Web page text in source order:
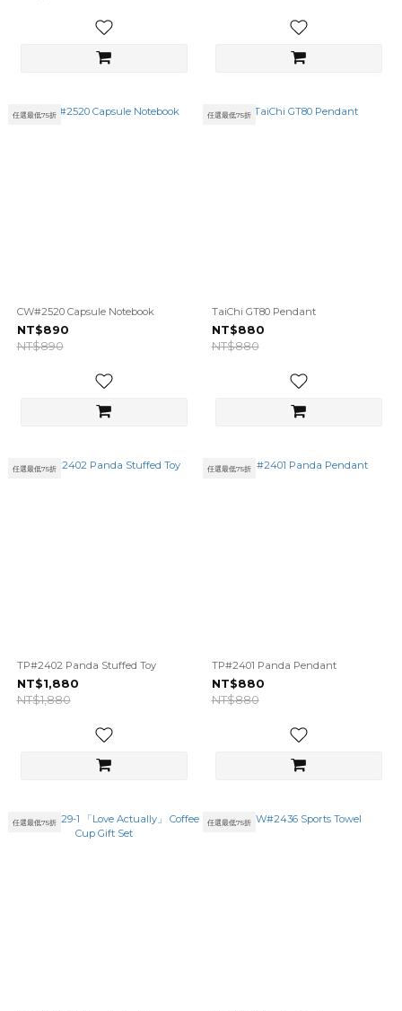
任選最低75折
CW#2520 Capsule Notebook
NT$890
NT$890
任選最低75折
TaiChi GT80 Pendant
NT$880
NT$880
任選最低75折
TP#2402 Panda Stuffed Toy
NT$1,880
NT$1,880
任選最低75折
TP#2401 Panda Pendant
NT$880
NT$880
任選最低75折 任選最低75折